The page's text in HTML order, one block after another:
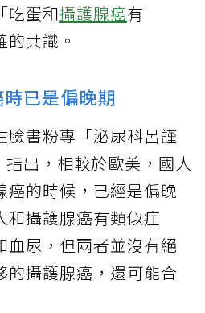
吃蛋和攝護腺癌有
共識。
已是偏晚期
臉書粉專「泌尿科呂謹
出，相較於歐美，國人
癌的時候，已經是偏晚
和攝護腺癌有類似症
血尿，但兩者並沒有絕
的攝護腺癌，還可能合